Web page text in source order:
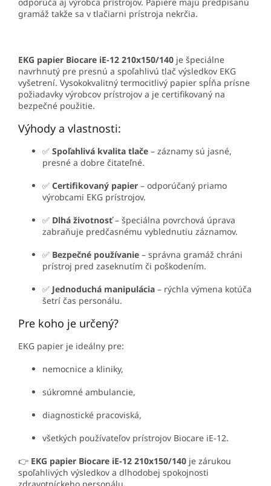
gramáž takže sa v tlačiarni prístroja nekrčia.
EKG papier Biocare iE-12 210x150/140 je špeciálne
navrhnutý pre presnú a spoľahlivú tlač výsledkov EKG
vyšetrení. Vysokokvalitný termocitlivý papier spĺňa prísne
požiadavky výrobcov prístrojov a je certifikovaný na
bezpečné použitie.
Výhody a vlastnosti:
✅ Spoľahlivá kvalita tlače – záznamy sú jasné,
presné a dobre čitateľné.
✅ Certifikovaný papier – odporúčaný priamo
výrobcami EKG prístrojov.
✅ Dlhá životnosť– špeciálna povrchová úprava
zabraňuje predčasnému vyblednutiu záznamov.
✅ Bezpečné používanie – správna gramáž chráni
prístroj pred zaseknutím či poškodením.
✅ Jednoduchá manipulácia – rýchla výmena kotúča
šetrí čas personálu.
Pre koho je určený?
EKG papier je ideálny pre:
nemocnice a kliniky,
súkromné ambulancie,
diagnostické pracoviská,
všetkých používateľov prístrojov Biocare iE-12.
👉 EKG papier Biocare iE-12 210x150/140 je zárukou
spoľahlivých výsledkov a dlhodobej spokojnosti